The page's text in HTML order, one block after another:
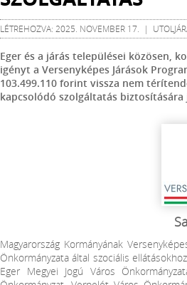
LÉTREHOZVA: 2025. NOVEMBER 17. |
Eger és a járás települései közösen,
igényt a Versenyképes Járások
103.499.110 forint vissza nem
kapcsolódó szolgáltatás biztosítására
Magyarország Kormányának
Önkormányzata által szociális
Eger Megyei Jogú Város